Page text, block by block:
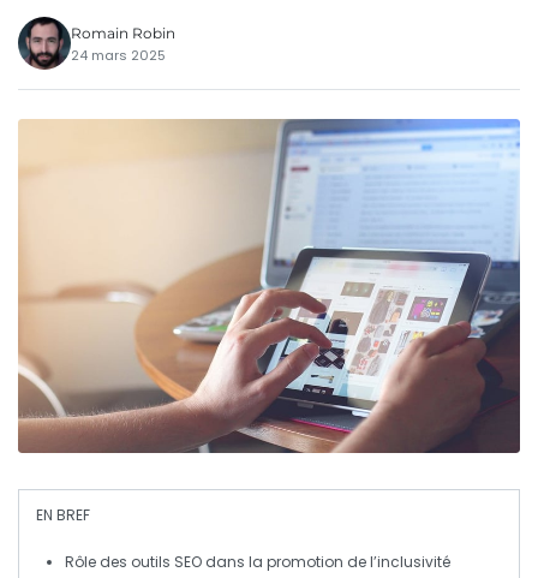
Romain Robin
24 mars 2025
EN BREF
Rôle des outils SEO dans la promotion de l’inclusivité